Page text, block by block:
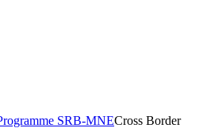
SRB-MNECross Border